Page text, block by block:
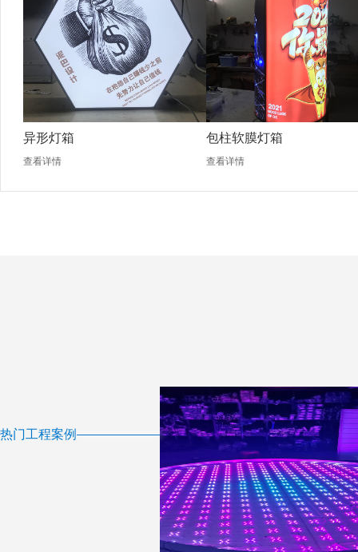
异形灯箱
查看详情
包柱软膜灯箱
查看详情
热门工程案例